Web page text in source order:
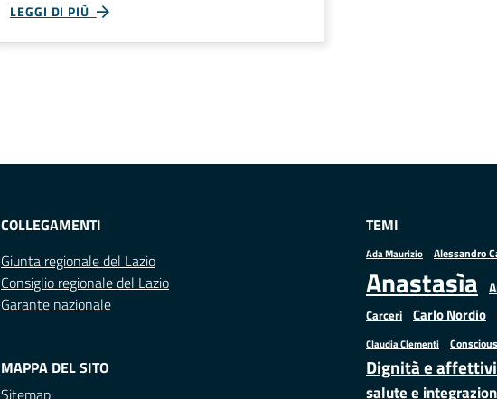
LEGGI DI PIÙ
COLLEGAMENTI
Giunta regionale del Lazio
Consiglio regionale del Lazio
Garante nazionale
MAPPA DEL SITO
Sitemap
TEMI
Ada Maurizio Alessandro
Anastasìa
Carceri Carlo Nordio
Claudia Clementi Conscious
Dignità e
salute e